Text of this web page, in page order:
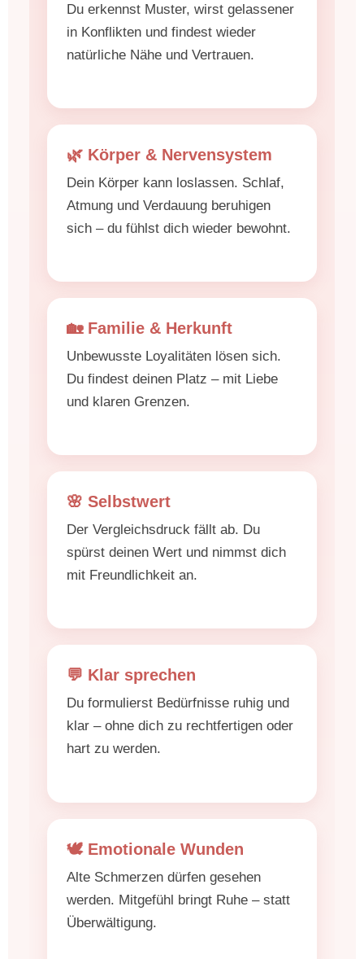
Du erkennst Muster, wirst gelassener
in Konflikten und findest wieder
natürliche Nähe und Vertrauen.
🌿 Körper & Nervensystem
Dein Körper kann loslassen. Schlaf,
Atmung und Verdauung beruhigen
sich – du fühlst dich wieder bewohnt.
🏡 Familie & Herkunft
Unbewusste Loyalitäten lösen sich.
Du findest deinen Platz – mit Liebe
und klaren Grenzen.
🌸 Selbstwert
Der Vergleichsdruck fällt ab. Du
spürst deinen Wert und nimmst dich
mit Freundlichkeit an.
💬 Klar sprechen
Du formulierst Bedürfnisse ruhig und
klar – ohne dich zu rechtfertigen oder
hart zu werden.
🕊️ Emotionale Wunden
Alte Schmerzen dürfen gesehen
werden. Mitgefühl bringt Ruhe – statt
Überwältigung.